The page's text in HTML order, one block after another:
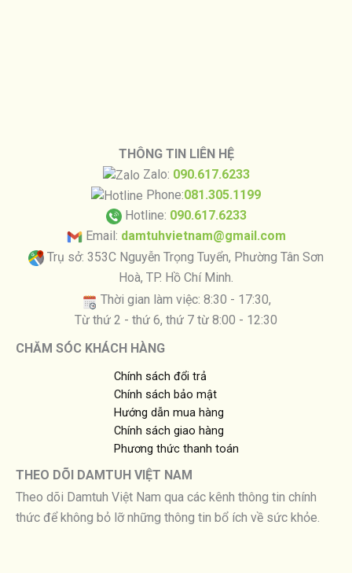
THÔNG TIN LIÊN HỆ
Zalo: 090.617.6233
Phone:081.305.1199
Hotline: 090.617.6233
Email: damtuhvietnam@gmail.com
Trụ sở: 353C Nguyễn Trọng Tuyển, Phường Tân Sơn
Hoà, TP. Hồ Chí Minh.
Thời gian làm việc: 8:30 - 17:30,
Từ thứ 2 - thứ 6, thứ 7 từ 8:00 - 12:30
CHĂM SÓC KHÁCH HÀNG
Chính sách đổi trả
Chính sách bảo mật
Hướng dẫn mua hàng
Chính sách giao hàng
Phương thức thanh toán
THEO DÕI DAMTUH VIỆT NAM
Theo dõi Damtuh Việt Nam qua các kênh thông tin chính
thức để không bỏ lỡ những thông tin bổ ích về sức khỏe.